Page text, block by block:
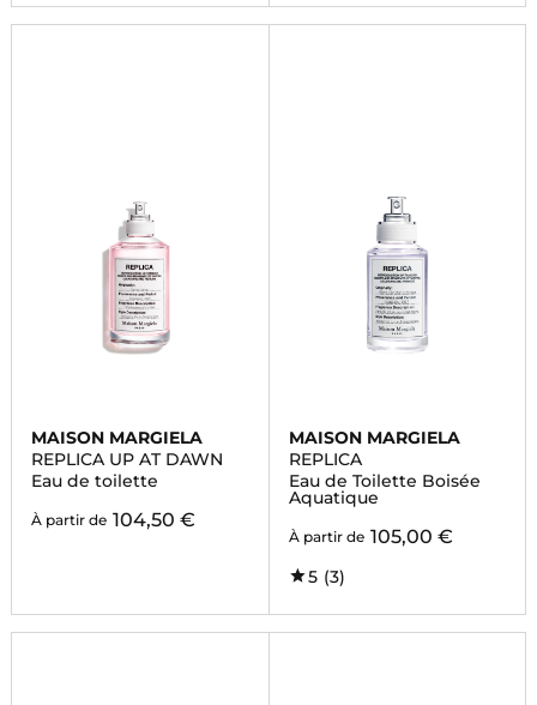
MAISON MARGIELA
REPLICA UP AT DAWN
Eau de toilette
À partir de 104,50 €
MAISON MARGIELA
REPLICA
Eau de Toilette Boisée
Aquatique
À partir de 105,00 €
5 (3)